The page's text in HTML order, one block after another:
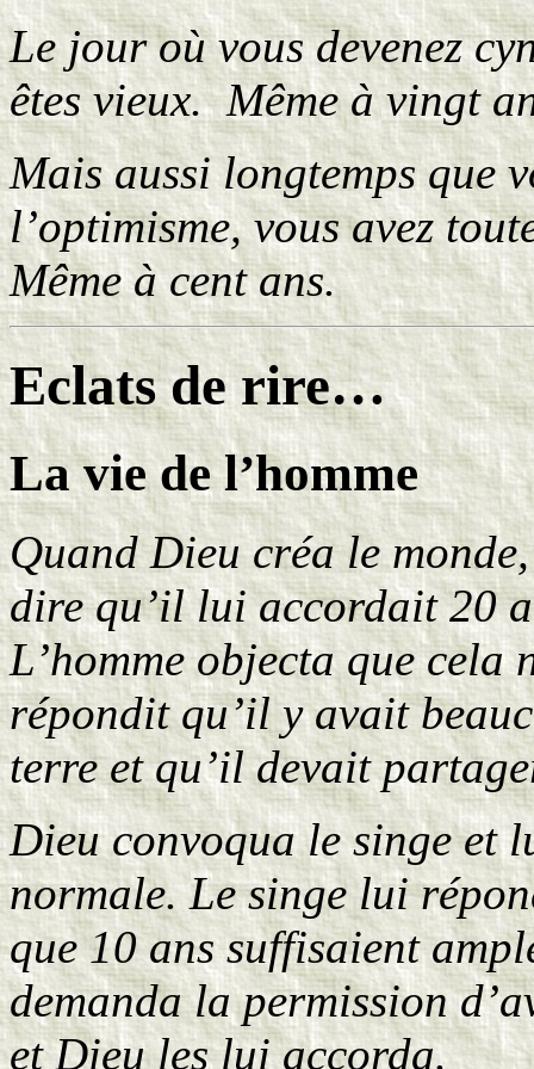
Le jour où vous devenez
êtes vieux. Même à vingt
Mais aussi longtemps que
l’optimisme, vous avez
Même à cent ans.
Eclats de rire…
La vie de l’homme
Quand Dieu créa le
dire qu’il lui accordait 20
L’homme objecta que
répondit qu’il y avait
terre et qu’il devait
Dieu convoqua le singe et
normale. Le singe lui
que 10 ans suffisaient
demanda la permission
et Dieu les lui accorda.